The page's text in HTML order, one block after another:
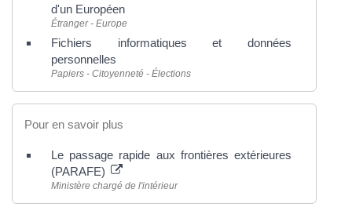
d'un Européen
Étranger - Europe
Fichiers informatiques et données
personnelles
Papiers - Citoyenneté - Élections
Pour en savoir plus
Le passage rapide aux frontières extérieures
(PARAFE)
Ministère chargé de l'intérieur